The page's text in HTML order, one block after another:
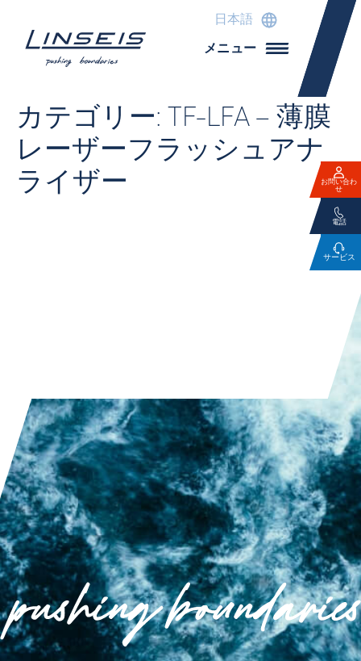
日本語
メニュー
カテゴリー: TF-LFA – 薄膜
レーザーフラッシュアナ
ライザー
お問い合わ
せ
電話
サービス